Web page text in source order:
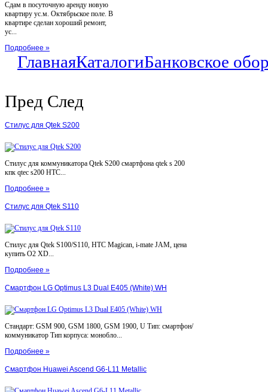
Сдам в посуточную аренду новую
квартиру ус.м. Октябрьское поле. В
квартире сделан хороший ремонт,
ус...
Подробнее »
ГлавнаяКаталогиБанковское
Пред След
Стилус для Qtek S200
Стилус для коммуникатора Qtek S200 смартфона qtek s 200
кпк qtec s200 HTC...
Подробнее »
Стилус для Qtek S110
Стилус для Qtek S100/S110, HTC Magican, i-mate JAM, цена
купить O2 XD...
Подробнее »
Смартфон LG Optimus L3 Dual E405 (White) WH
Стандарт: GSM 900, GSM 1800, GSM 1900, U Тип: смартфон/
коммуникатор Тип корпуса: монобло...
Подробнее »
Смартфон Huawei Ascend G6-L11 Metallic